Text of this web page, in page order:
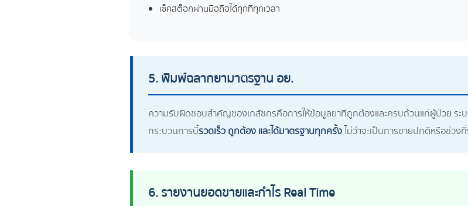
เช็คสต็อกผ่านมือถือได้ทุกที่ทุกเวลา
5. พิมพ์ฉลากยามาตรฐาน อย.
ความรับผิดชอบสำคัญของเภสัชกรคือการให้ข้อมูลยาที่ถูกต้องและครบถ้วนแก่ผู้ป่วย ระ
กระบวนการนี้รวดเร็ว ถูกต้อง และได้มาตรฐานทุกครั้งไม่ว่าจะเป็นการขายปกติหรือช่วง
6. รายงานยอดขายและกำไร Real Time